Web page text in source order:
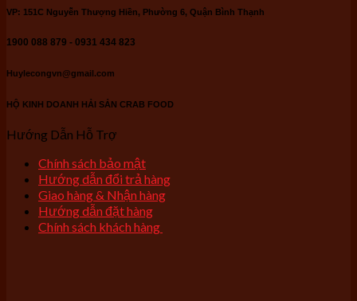
VP: 151C Nguyễn Thượng Hiền, Phường 6, Quận Bình Thạnh
1900 088 879 - 0931 434 823
Huylecongvn@gmail.com
HỘ KINH DOANH HẢI SẢN CRAB FOOD
Hướng Dẫn Hỗ Trợ
Chính sách bảo mật
Hướng dẫn đổi trả hàng
Giao hàng & Nhận hàng
Hướng dẫn đặt hàng
Chính sách khách hàng